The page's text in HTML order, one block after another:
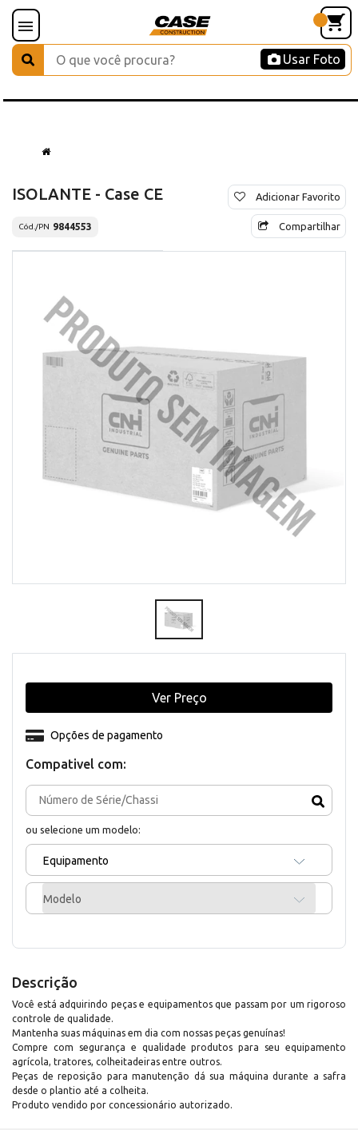
Usar Foto
ISOLANTE - Case CE
Cód./PN 9844553
Adicionar Favorito
Compartilhar
Compativel com:
ou selecione um modelo:
Equipamento
Modelo
Opções de pagamento
Ver Preço
Descrição
Você está adquirindo peças e equipamentos que passam por um rigoroso
controle de qualidade.
Mantenha suas máquinas em dia com nossas peças genuínas!
Compre com segurança e qualidade produtos para seu equipamento
agrícola, tratores, colheitadeiras entre outros.
Peças de reposição para manutenção dá sua máquina durante a safra
desde o plantio até a colheita.
Produto vendido por concessionário autorizado.